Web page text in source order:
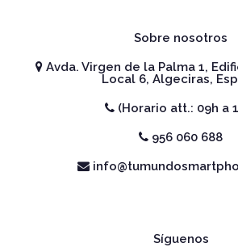
Sobre nosotros
Avda. Virgen de la Palma 1,
Local 6, Algeciras,
(Horario att.: 09h a
956 060 688
Síguenos